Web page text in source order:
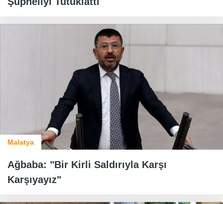
Malatya
Ağbaba: "Bir Kirli Saldırıyla Karşı
Karşıyayız"